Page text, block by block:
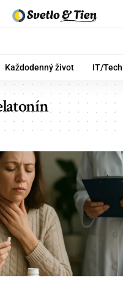
Každodenný život IT/Tech